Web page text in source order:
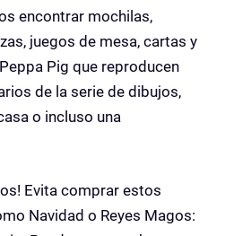
encontrar mochilas,
juegos de mesa, cartas y
Pig que reproducen
de la serie de dibujos,
o incluso una
Evita comprar estos
Navidad o Reyes Magos: